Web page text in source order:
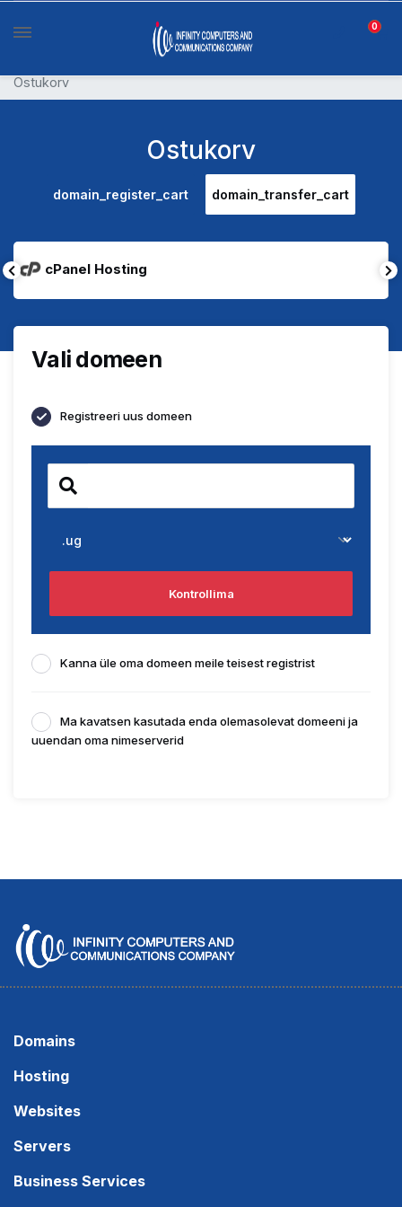
0
Ostukorv
Ostukorv
domain_register_cart domain_transfer_cart
cPanel Hosting
Vali domeen
Registreeri uus domeen
Kontrollima
Kanna üle oma domeen meile teisest registrist
Ma kavatsen kasutada enda olemasolevat domeeni ja
uuendan oma nimeserverid
Domains
Hosting
Websites
Servers
Business Services